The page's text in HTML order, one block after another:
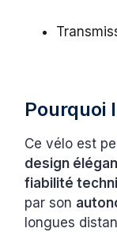
Pourquoi
Ce vélo est
design
fiabilité
par son
longues